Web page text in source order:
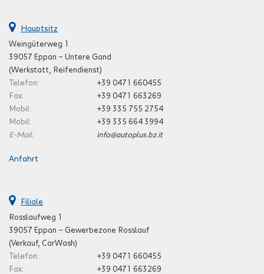
Hauptsitz
Weingüterweg 1
39057 Eppan – Untere Gand
(Werkstatt, Reifendienst)
Telefon:
+39 0471 660455
Fax:
+39 0471 663269
Mobil:
+39 335 755 2754
Mobil:
+39 335 664 3994
E-Mail:
info@autoplus.bz.it
Anfahrt
Filiale
Rosslaufweg 1
39057 Eppan – Gewerbezone Rosslauf
(Verkauf, CarWash)
Telefon:
+39 0471 660455
Fax:
+39 0471 663269